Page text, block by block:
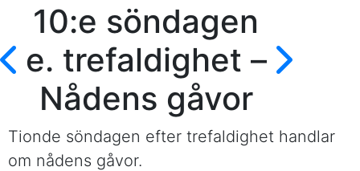
10:e söndagen
e. trefaldighet –
Nådens gåvor
Tionde söndagen efter trefaldighet handlar
om nådens gåvor.